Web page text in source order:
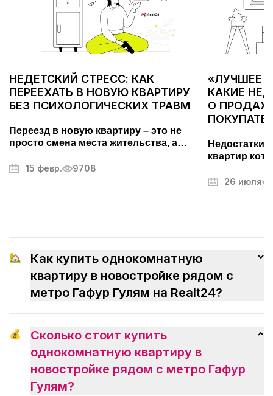
НЕДЕТСКИЙ СТРЕСС: КАК
ПЕРЕЕХАТЬ В НОВУЮ КВАРТИРУ
БЕЗ ПСИХОЛОГИЧЕСКИХ ТРАВМ
Переезд в новую квартиру – это не
просто смена места жительства, а
подготовки. Он может вызывать стресс
организовать переезд, избежать
ненужных волнений и быстрее
привыкнуть к новому дому.
15 февр. 9708
«ЛУЧШЕЕ
КАКИЕ
О
Недостатки
квартир
26 июля
🏡
Как купить однокомнатную
квартиру в новостройке рядом с
метро Гафур Гулям на Realt24?
💰
Сколько стоит купить
однокомнатную квартиру в
новостройке рядом с метро Гафур
Гулям?